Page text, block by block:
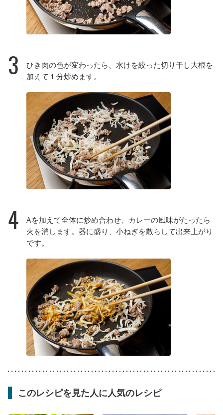
3
ひき肉の色が変わったら、水けを絞った切り干し大根を
加えて１分炒めます。
4
Aを加えて全体に炒め合わせ、カレーの風味がたったら
火を消します。器に盛り、小ねぎを散らして出来上がり
です。
このレシピを見た人に人気のレシピ